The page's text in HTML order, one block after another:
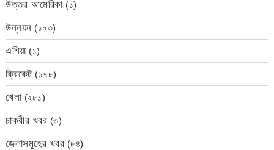
উত্তর আমেরিকা(১)
উন্নয়ন (১০৩)
এশিয়া(১)
ক্রিকেট (১৭৮)
খেলা(২৮১)
চাকরীর খবর (৩)
জেলাসমূহের খবর (৮৪)